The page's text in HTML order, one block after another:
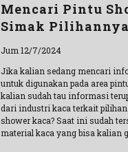
Mencari Pintu
Simak
Jum 12/7/2024
Jika kalian sedang mencari
untuk digunakan pada area
kalian sudah tau informasi
dari industri kaca terkait
shower kaca? Saat ini sudah
material kaca yang bisa kalian